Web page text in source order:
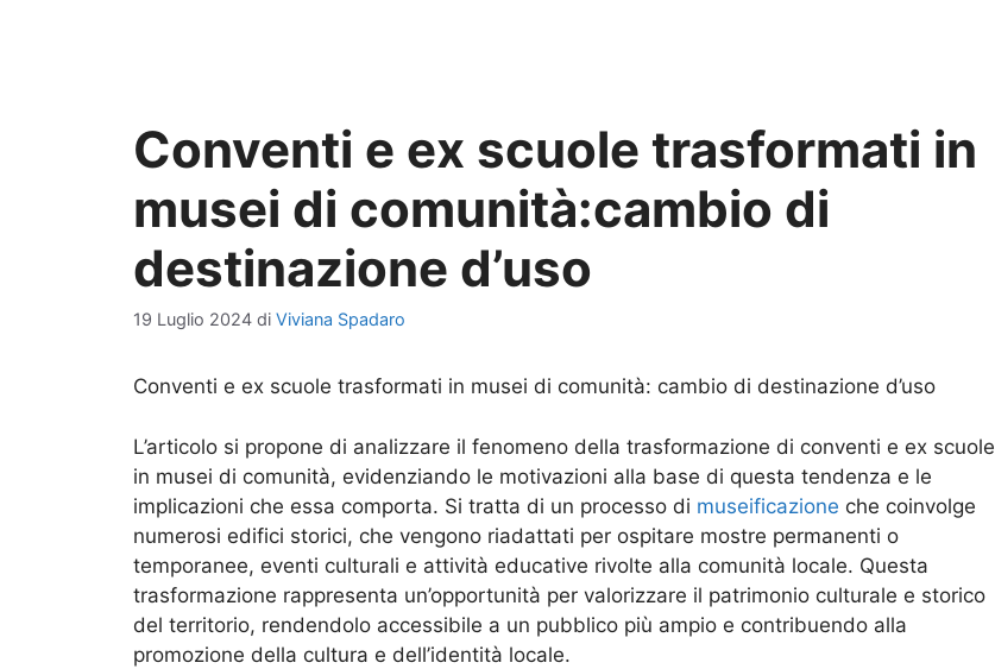
Conventi e ex scuole trasformati in
musei di comunità:cambio di
destinazione d’uso
19 Luglio 2024 di Viviana Spadaro
Conventi e ex scuole trasformati in musei di comunità: cambio di destinazione d’uso
L’articolo si propone di analizzare il fenomeno della trasformazione di conventi e ex scuole
in musei di comunità, evidenziando le motivazioni alla base di questa tendenza e le
implicazioni che essa comporta. Si tratta di un processo di museificazione che coinvolge
numerosi edifici storici, che vengono riadattati per ospitare mostre permanenti o
temporanee, eventi culturali e attività educative rivolte alla comunità locale. Questa
trasformazione rappresenta un’opportunità per valorizzare il patrimonio culturale e storico
del territorio, rendendolo accessibile a un pubblico più ampio e contribuendo alla
promozione della cultura e dell’identità locale.